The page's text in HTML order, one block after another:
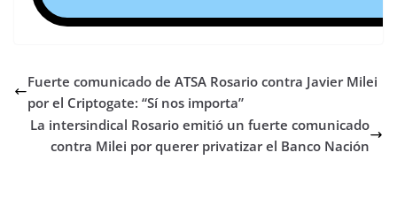
Fuerte comunicado de ATSA Rosario contra Javier Milei
por el Criptogate: “Sí nos importa”
La intersindical Rosario emitió un fuerte comunicado
contra Milei por querer privatizar el Banco Nación